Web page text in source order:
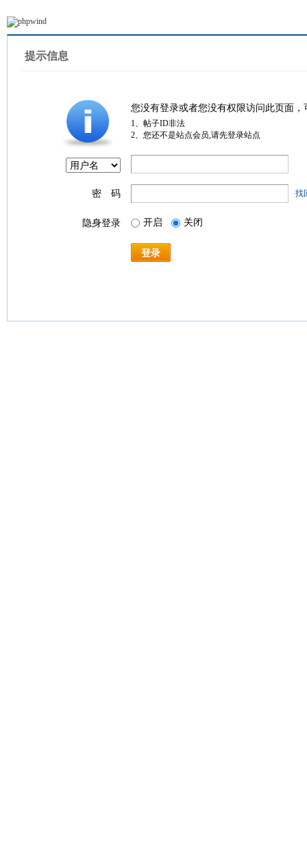
提示信息
您没有登录或者您没有权限访问此页面
1、帖子ID非法
2、您还不是站点会员,请先登录站点
密 码 找
隐身登录 开启 关闭
登录